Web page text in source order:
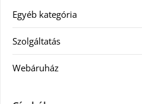
Egyéb kategória
Szolgáltatás
Webáruház